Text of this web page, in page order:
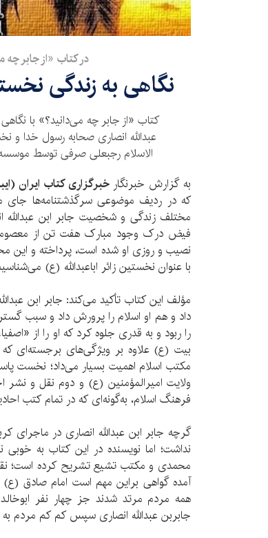
در کتاب «از جابر چه
نگاهی به زندگی
کتاب «از جابر چه می‌دانید؟» با
عبدالله انصاری صحابه رسول خدا و
الاسلام رجبعلی صرفی توسط
به گزارش خبرنگارخبرگزاری کتاب ایران
مختلف زندگی و شخصیت جابر ابن
نصیب و روزی او شده است، پرداخته و این
با عنوان نخستین زائر اباعبدالله (ع)
مؤلف این کتاب تأکید می‌کند: جابر ابن
داد و هم او اسلام را پرورش داد و سبب
را ربود و به قدری جلوه کرد که او را از
بیت (ع) علاوه بر ویژگی‌های برجسته‌ای
مکتب اسلام اهمیت بسیار می‌داد؛ نخست
ولایت امیرالمؤمنین (ع) و دوم نقل و
فرهنگ اسلام، به‌گونه‌ای که در تمام کتب
گرچه جابر ابن عبدالله انصاری در ماجرای
نداشت؛ اما نویسنده در این کتاب به
محمدی و مکتب تشیع تشریح کرده است؛
آمده گواهی براین مهم است امام صادق
همه مردم مرتد شدند جز چهار نفر
جابربن عبدالله انصاری سپس کم کم مردم